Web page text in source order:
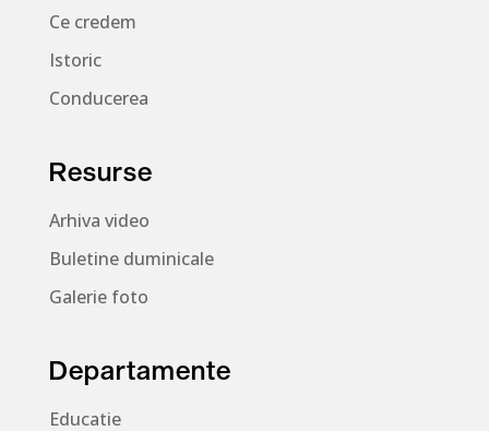
Ce credem
Istoric
Conducerea
Resurse
Arhiva video
Buletine duminicale
Galerie foto
Departamente
Educatie